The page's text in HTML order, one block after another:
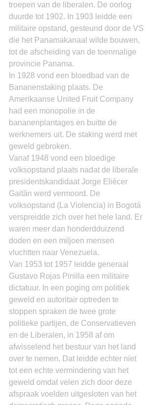
troepen van de liberalen. De oorlog
duurde tot 1902. In 1903 leidde een
militaire opstand, gesteund door de VS
die het Panamakanaal wilde bouwen,
tot de afscheiding van de toenmalige
provincie Panama.
In 1928 vond een bloedbad van de
Bananenstaking plaats. De
Amerikaanse United Fruit Company
had een monopolie in de
bananenplantages en buitte de
werknemers uit. De staking werd met
geweld gebroken.
Vanaf 1948 vond een bloedige
volksopstand plaats nadat de liberale
presidentskandidaat Jorge Eliécer
Gaitán werd vermoord. De
volksopstand (La Violencia) in Bogotá
verspreidde zich over het hele land. Er
waren meer dan honderdduizend
doden en een miljoen mensen
vluchtten naar Venezuela.
Van 1953 tot 1957 leidde generaal
Gustavo Rojas Pinilla een militaire
dictatuur. In een poging om politiek
geweld en autoritair optreden te
stoppen spraken de twee grote
politieke partijen, de Conservatieven
en de Liberalen, in 1958 af om
afwisselend het bestuur van het land
over te nemen. Dat leidde echter niet
tot een echte vermindering van het
geweld omdat velen zich door deze
afspraak voelden uitgesloten van het